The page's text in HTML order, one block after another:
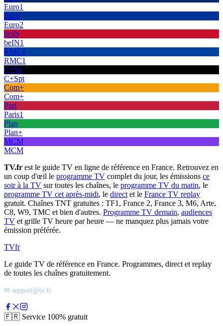
Euro1
Euro
Euro2
beIN
beIN1
RMC1
RMC1
C+Sp
C+Spt
Com+
Com+
Pari
Paris1
Plan
Plan+
MCM
MCM
TV.fr est le guide TV en ligne de référence en France. Retrouvez en
un coup d'œil le programme TV complet du jour, les émissions ce
soir à la TV sur toutes les chaînes, le programme TV du matin, le
programme TV cet après-midi, le direct et le France TV replay
gratuit. Chaînes TNT gratuites : TF1, France 2, France 3, M6, Arte,
C8, W9, TMC et bien d'autres. Programme TV demain, audiences
TV et grille TV heure par heure — ne manquez plus jamais votre
émission préférée.
TVfr
Le guide TV de référence en France. Programmes, direct et replay
de toutes les chaînes gratuitement.
✉ support@tv.fr
🇫🇷 Service 100% gratuit